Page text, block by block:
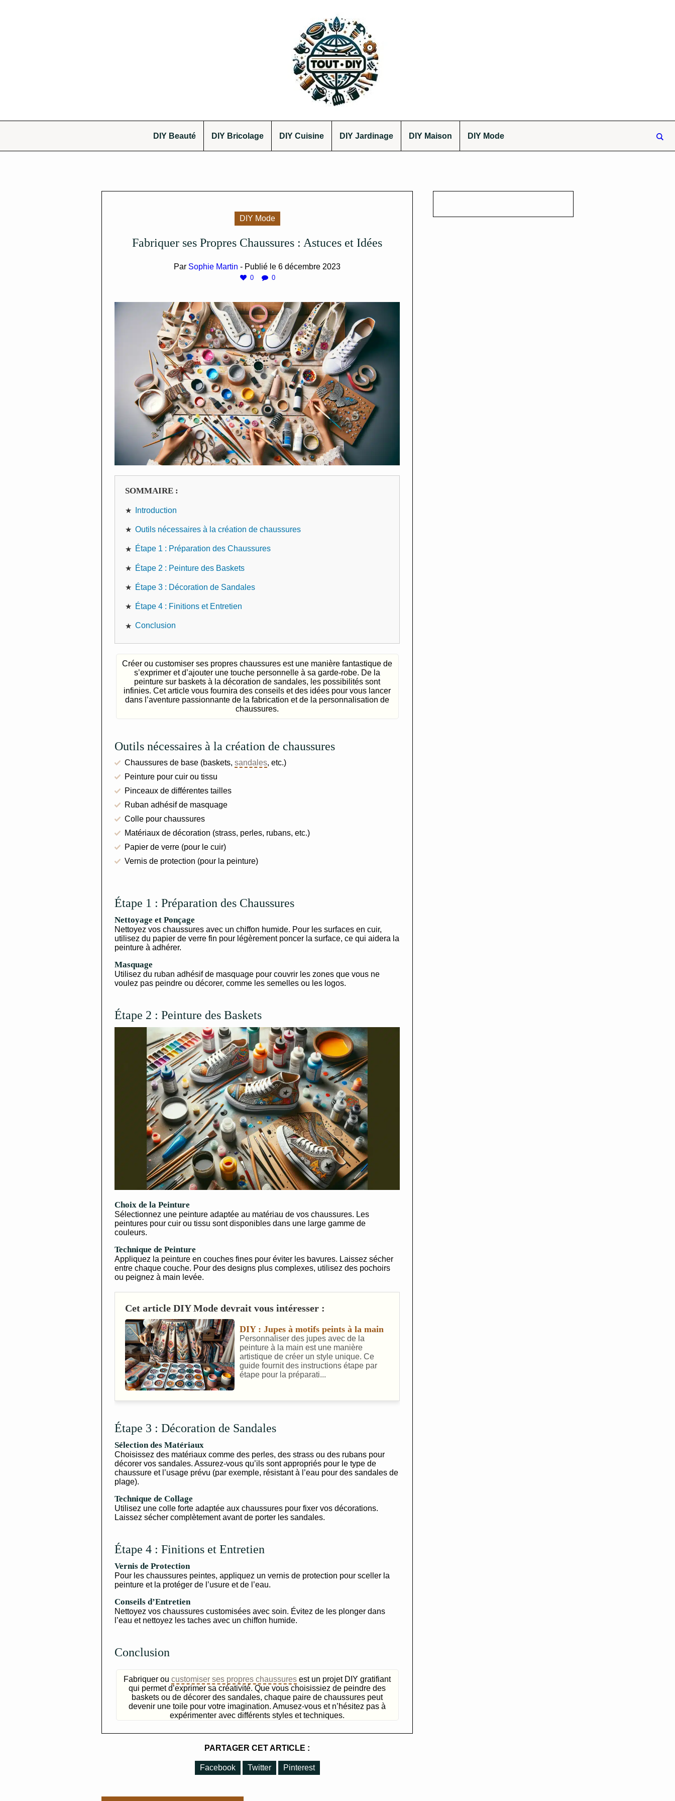
DIY Beauté DIY Bricolage DIY Cuisine DIY Jardinage DIY Maison DIY Mode
DIY Mode
Fabriquer ses Propres Chaussures : Astuces et Idées
Par Sophie Martin - Publié le6 décembre 2023
0 0
SOMMAIRE :
Introduction
Outils nécessaires à la création de chaussures
Étape 1 : Préparation des Chaussures
Étape 2 : Peinture des Baskets
Étape 3 : Décoration de Sandales
Étape 4 : Finitions et Entretien
Conclusion
Créer ou customiser ses propres chaussures est une manière fantastique de
s’exprimer et d’ajouter une touche personnelle à sa garde-robe. De la
peinture sur baskets à la décoration de sandales, les possibilités sont
infinies. Cet article vous fournira des conseils et des idées pour vous lancer
dans l’aventure passionnante de la fabrication et de la personnalisation de
chaussures.
Outils nécessaires à la création de chaussures
Chaussures de base (baskets, sandales, etc.)
Peinture pour cuir ou tissu
Pinceaux de différentes tailles
Ruban adhésif de masquage
Colle pour chaussures
Matériaux de décoration (strass, perles, rubans, etc.)
Papier de verre (pour le cuir)
Vernis de protection (pour la peinture)
Étape 1 : Préparation des Chaussures
Nettoyage et Ponçage
Nettoyez vos chaussures avec un chiffon humide. Pour les surfaces en cuir,
utilisez du papier de verre fin pour légèrement poncer la surface, ce qui aidera la
peinture à adhérer.
Masquage
Utilisez du ruban adhésif de masquage pour couvrir les zones que vous ne
voulez pas peindre ou décorer, comme les semelles ou les logos.
Étape 2 : Peinture des Baskets
Choix de la Peinture
Sélectionnez une peinture adaptée au matériau de vos chaussures. Les
peintures pour cuir ou tissu sont disponibles dans une large gamme de
couleurs.
Technique de Peinture
Appliquez la peinture en couches fines pour éviter les bavures. Laissez sécher
entre chaque couche. Pour des designs plus complexes, utilisez des pochoirs
ou peignez à main levée.
Cet article DIY Mode devrait vous intéresser :
DIY : Jupes à motifs peints à la main
Personnaliser des jupes avec de la
peinture à la main est une manière
artistique de créer un style unique. Ce
guide fournit des instructions étape par
étape pour la préparati...
Étape 3 : Décoration de Sandales
Sélection des Matériaux
Choisissez des matériaux comme des perles, des strass ou des rubans pour
décorer vos sandales. Assurez-vous qu’ils sont appropriés pour le type de
chaussure et l’usage prévu (par exemple, résistant à l’eau pour des sandales de
plage).
Technique de Collage
Utilisez une colle forte adaptée aux chaussures pour fixer vos décorations.
Laissez sécher complètement avant de porter les sandales.
Étape 4 : Finitions et Entretien
Vernis de Protection
Pour les chaussures peintes, appliquez un vernis de protection pour sceller la
peinture et la protéger de l’usure et de l’eau.
Conseils d’Entretien
Nettoyez vos chaussures customisées avec soin. Évitez de les plonger dans
l’eau et nettoyez les taches avec un chiffon humide.
Conclusion
Fabriquer oucustomiser ses propres chaussures est un projet DIY gratifiant
qui permet d’exprimer sa créativité. Que vous choisissiez de peindre des
baskets ou de décorer des sandales, chaque paire de chaussures peut
devenir une toile pour votre imagination. Amusez-vous et n’hésitez pas à
expérimenter avec différents styles et techniques.
PARTAGER CET ARTICLE :
Facebook Twitter Pinterest